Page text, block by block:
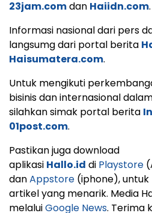
23jam.comdan Haiidn.com.
Informasi nasional dari pers
langsumg dari portal berita
Haisumatera.com.
Untuk mengikuti
bisinis dan internasional
silahkan simak portal berita
01post.com.
Pastikan juga download
aplikasi Hallo.id di Playstore
danAppstore (iphone),
artikel yang menarik. Media
melaluiGoogle News. Terima